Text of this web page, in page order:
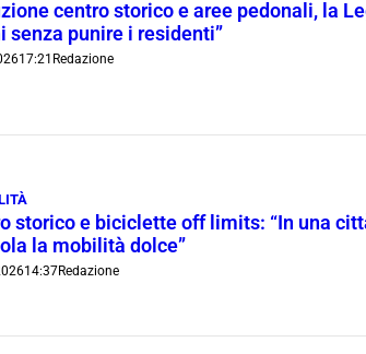
centro storico e aree pedonali, la
senza punire i residenti”
17:21 Redazione
storico e biciclette off limits: “In una
la mobilità dolce”
14:37Redazione